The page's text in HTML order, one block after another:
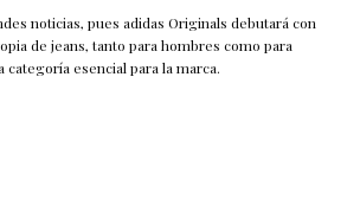
noticias, pues adidas Originals debutará con
de jeans, tanto para hombres como para
categoría esencial para la marca.